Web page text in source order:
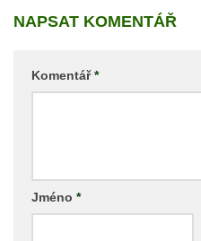
NAPSAT KOMENTÁŘ
Komentář*
Jméno *